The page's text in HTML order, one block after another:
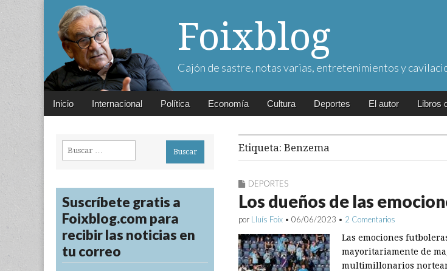
Foixblog
Cajón de sastre, notas varias, entretenimientos y
Main
Skip
Inicio Internacional Política Economía Cultura Deportes El autor Libros
Etiqueta: Benzema
DEPORTES
Los dueños de las
por Lluís Foix • 06/06/2023 • 2 Comentarios
Las emociones
mayoritariamente de
multimillonarios
Buscar:
Suscríbete gratis a
Foixblog.com para
recibir las noticias en
tu correo